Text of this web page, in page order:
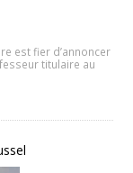
est fier d’annoncer
titulaire au